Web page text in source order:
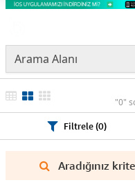
"0"
Filtrele (0)
Aradığınız